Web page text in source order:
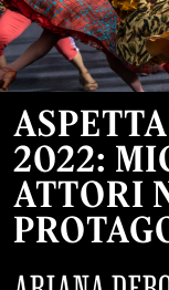
2022:
ATTORI